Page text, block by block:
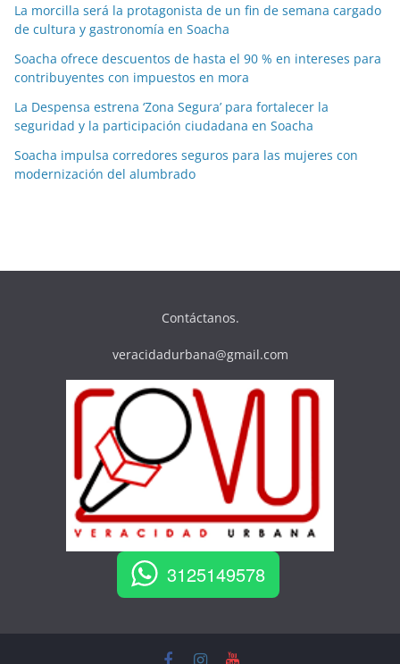
La morcilla será la protagonista de un fin de semana cargado
de cultura y gastronomía en Soacha
Soacha ofrece descuentos de hasta el 90 % en intereses para
contribuyentes con impuestos en mora
La Despensa estrena ‘Zona Segura’ para fortalecer la
seguridad y la participación ciudadana en Soacha
Soacha impulsa corredores seguros para las mujeres con
modernización del alumbrado
Contáctanos.
veracidadurbana@gmail.com
3125149578